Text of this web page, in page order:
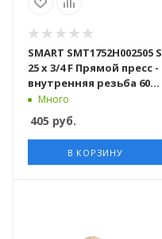
SMART SMT1752H002505 S
25 x 3/4 F Прямой пресс -
внутренняя резьба 60
штук в упаковке
Много
405 руб.
В КОРЗИНУ